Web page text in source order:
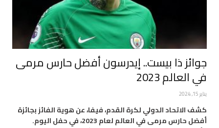
جوائز ذا بيست.. إيدرسون أفضل حارس مرمى
في العالم 2023
يناير 15, 2024
كشف الاتحاد الدولي لكرة القدم، فيفا، عن هوية الفائز بجائزة
أفضل حارس مرمى في العالم لعام 2023، في حفل اليوم.